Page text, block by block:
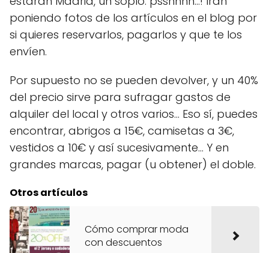
poniendo fotos de los artículos en el blog por
si quieres reservarlos, pagarlos y que te los
envíen.
Por supuesto no se pueden devolver, y un 40%
del precio sirve para sufragar gastos de
alquiler del local y otros varios… Eso sí, puedes
encontrar, abrigos a 15€, camisetas a 3€,
vestidos a 10€ y así sucesivamente… Y en
grandes marcas, pagar (u obtener) el doble.
Otros artículos
Cómo comprar moda
con descuentos